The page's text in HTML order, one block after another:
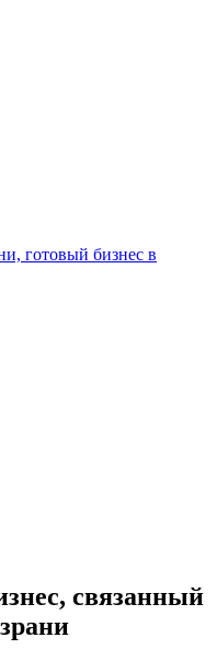
готовый бизнес в
связанный